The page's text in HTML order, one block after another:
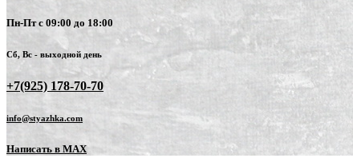
Пн-Пт с 09:00 до 18:00
Сб, Вс - выходной день
+7(925) 178-70-70
info@styazhka.com
Написать в MAX